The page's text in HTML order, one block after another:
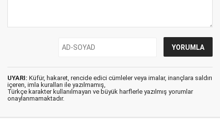
UYARI: Küfür, hakaret, rencide edici cümleler veya imalar, inançlara saldırı
içeren, imla kuralları ile yazılmamış,
Türkçe karakter kullanılmayan ve büyük harflerle yazılmış yorumlar
onaylanmamaktadır.